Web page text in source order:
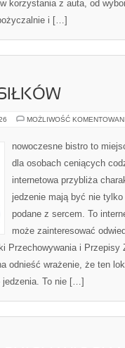
korzystania z auta, od
i […]
MOŻLIWOŚĆ
nowoczesne bistro to
dla osobach ceniących
internetowa przybliża
jedzenie mają być nie
podane z sercem. To
może zainteresować
Przechowywania i Przepisy
odnieść wrażenie, że ten
jedzenia. To nie […]